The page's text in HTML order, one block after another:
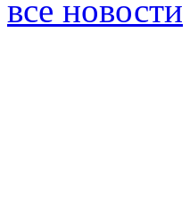
все новости